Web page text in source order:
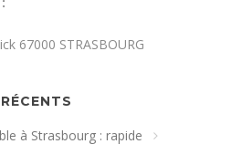
67000 STRASBOURG
à Strasbourg : rapide